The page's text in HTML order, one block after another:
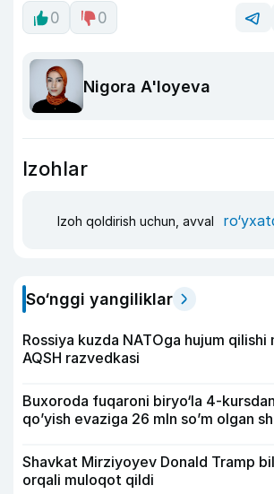
0 0
Nigora A'loyeva
Izohlar
Izoh qoldirish uchun, avval
So‘nggi yangiliklar
Rossiya kuzda NATOga hujum
AQSH razvedkasi
Buxoroda fuqaroni biryo‘la 4-
qo’yish evaziga 26 mln so’m olgan
Shavkat Mirziyoyev Donald Tramp
orqali muloqot qildi